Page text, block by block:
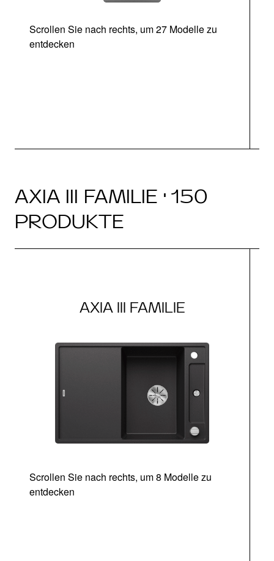
Scrollen Sie nach rechts, um 27 Modelle zu
entdecken
AXIA III FAMILIE · 150
PRODUKTE
AXIA III FAMILIE
Scrollen Sie nach rechts, um 8 Modelle zu
entdecken